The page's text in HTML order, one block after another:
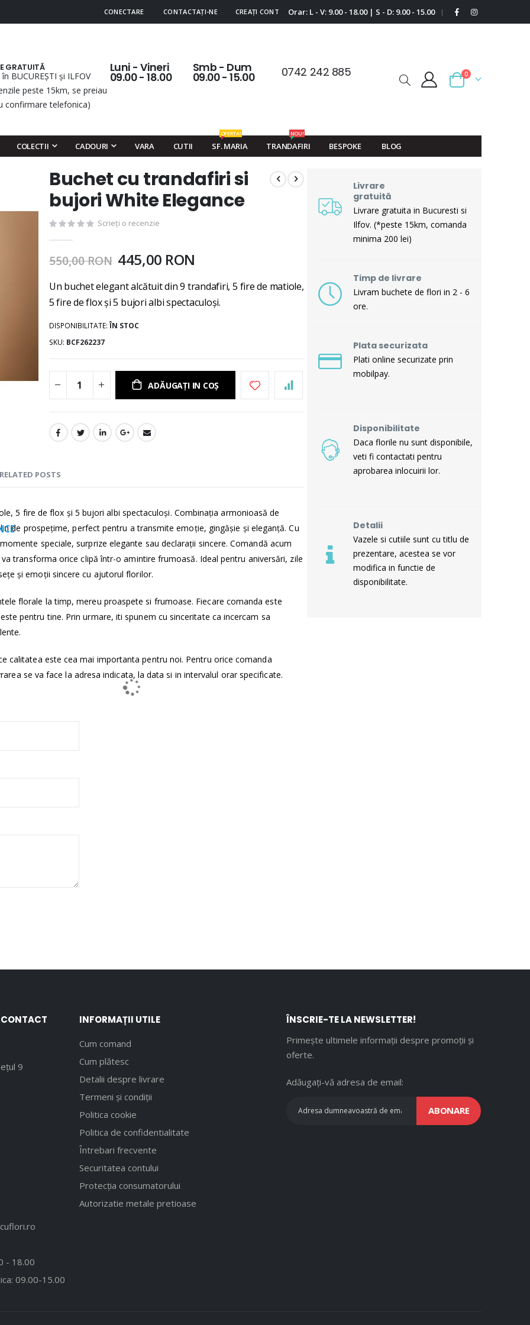
CONECTARE CONTACTAȚI-NE CREAȚI CONT Orar: L - V: 9.00 - 18.00 | S - D: 9.00 - 15.00 |
GRATUITĂ
BUCUREȘTI și ILFOV
peste 15km, se preiau
confirmare telefonica)
Luni - Vineri
09.00 - 18.00
Smb - Dum
09.00 - 15.00 0742 242 885
Cart
0
COLECTII CADOURI VARA CUTII SF. MARIA
OFERTA!
TRANDAFIRI
NOU!
BESPOKE BLOG
Skip
beginning
images
Buchet cu trandafiri si
bujori White Elegance
Scrieți o recenzie
550,00 RON 445,00 RON
Un buchet elegant alcătuit din 9 trandafiri, 5 fire de matiole,
5 fire de flox și 5 bujori albi spectaculoși.
DISPONIBILITATE: ÎN STOC
SKU BCF262237
ADĂUGAȚI IN COȘ
5 fire de flox și 5 bujori albi spectaculoși. Combinația armonioasă de
de prospețime, perfect pentru a transmite emoție, gingășie și eleganță. Cu
speciale, surprize elegante sau declarații sincere. Comandă acum
transforma orice clipă într-o amintire frumoasă. Ideal pentru aniversări, zile
și emoții sincere cu ajutorul florilor.
florale la timp, mereu proaspete si frumoase. Fiecare comanda este
pentru tine. Prin urmare, iti spunem cu sinceritate ca incercam sa
calitatea este cea mai importanta pentru noi. Pentru orice comanda
se va face la adresa indicata, la data si in intervalul orar specificate.
RELATED POSTS
Livrare
gratuită
Livrare gratuita in Bucuresti si
Ilfov. (*peste 15km, comanda
minima 200 lei)
Timp de livrare
Livram buchete de flori in 2 - 6
ore.
Plata securizata
Plati online securizate prin
mobilpay.
Disponibilitate
Daca florile nu sunt disponibile,
veti fi contactati pentru
aprobarea inlocuirii lor.
Detalii
Vazele si cutiile sunt cu titlu de
prezentare, acestea se vor
modifica in functie de
disponibilitate.
9
- 18.00
09.00-15.00
INFORMAȚII UTILE
Cum comand
Cum plătesc
Detalii despre livrare
Termeni și condiții
Politica cookie
Politica de confidentialitate
Întrebari frecvente
Securitatea contului
Protecția consumatorului
Autorizatie metale pretioase
ÎNSCRIE-TE LA NEWSLETTER!
Primește ultimele informații despre promoții și
oferte.
Adăugați-vă adresa de email:
ABONARE